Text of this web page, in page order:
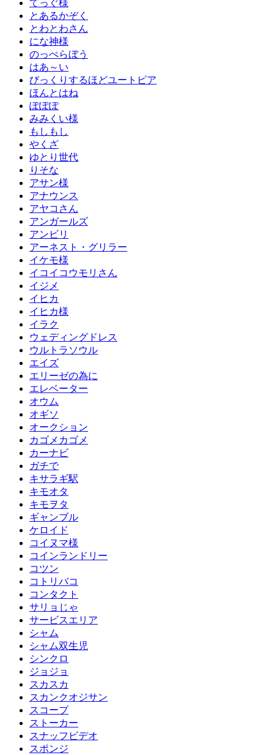
てっぐ様
とあるかぞく
とわとわさん
にな神様
のっぺらぼう
はあ～い
びっくりするほどユートピア
ほんとはね
ぽぽぽ
みみくい様
もしもし
やくざ
ゆとり世代
りそな
アサン様
アナウンス
アヤコさん
アンガールズ
アンビリ
アーネスト・グリラー
イケモ様
イコイコウモリさん
イジメ
イヒカ
イヒカ様
イラク
ウェディングドレス
ウルトラソウル
エイズ
エリーゼの為に
エレベーター
オウム
オギソ
オークション
カゴメカゴメ
カーナビ
ガチで
キサラギ駅
キモオタ
キモヲタ
ギャンブル
ケロイド
コイヌマ様
コインランドリー
コツン
コトリバコ
コンタクト
サリョじゃ
サービスエリア
シャム
シャム双生児
シンクロ
ジョジョ
スカスカ
スカンクオジサン
スコープ
ストーカー
スナッフビデオ
スポンジ